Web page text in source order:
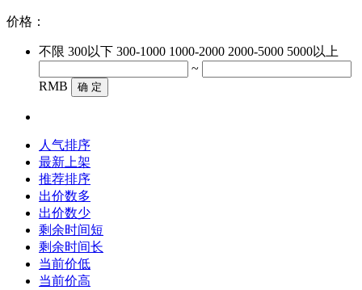
价格：
不限 300以下 300-1000 1000-2000 2000-5000 5000以上
~
RMB
确 定
人气排序
最新上架
推荐排序
出价数多
出价数少
剩余时间短
剩余时间长
当前价低
当前价高